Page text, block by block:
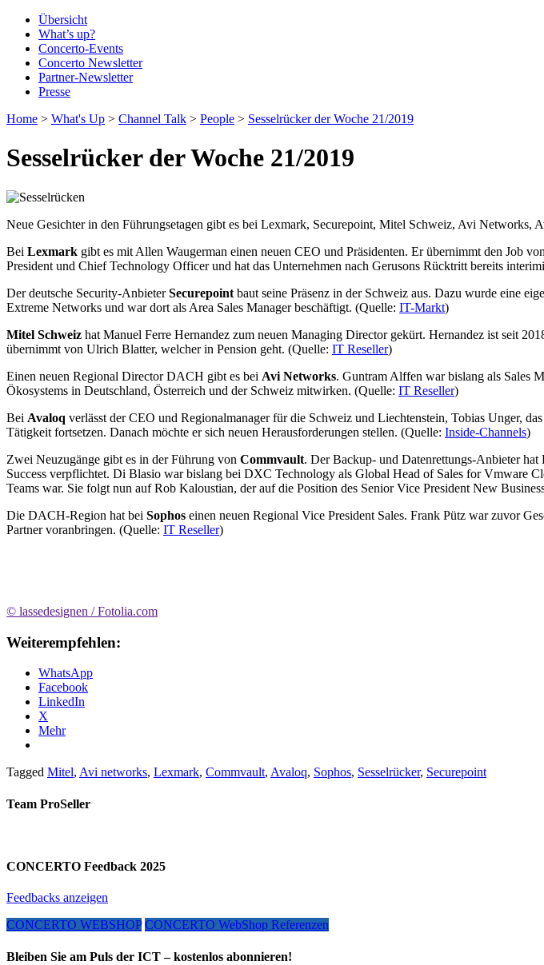
Übersicht
What’s up?
Concerto-Events
Concerto Newsletter
Partner-Newsletter
Presse
Home > What's Up > Channel Talk > People > Sesselrücker der Woche 21/2019
Sesselrücker der Woche 21/2019
Neue Gesichter in den Führungsetagen gibt es bei Lexmark, Securepoint, Mitel Schweiz, Avi Networks,
Bei Lexmark gibt es mit Allen Waugerman einen neuen CEO und Präsidenten. Er übernimmt den Job
President und Chief Technology Officer und hat das Unternehmen nach Gerusons Rücktritt bereits
Der deutsche Security-AnbieterSecurepoint baut seine Präsenz in der Schweiz aus. Dazu wurde eine
Extreme Networks und war dort als Area Sales Manager beschäftigt. (Quelle: IT-Markt)
Mitel Schweiz hat Manuel Ferre Hernandez zum neuen Managing Director gekürt. Hernandez ist seit
übernimmt von Ulrich Blatter, welcher in Pension geht. (Quelle: IT Reseller)
Einen neuen Regional Director DACH gibt es bei Avi Networks. Guntram Alffen war bislang als Sales
Ökosystems in Deutschland, Österreich und der Schweiz mitwirken. (Quelle: IT Reseller)
Bei Avaloq verlässt der CEO und Regionalmanager für die Schweiz und Liechtenstein, Tobias Unger,
Tätigkeit fortsetzen. Danach möchte er sich neuen Herausforderungen stellen. (Quelle: Inside-Channels)
Zwei Neuzugänge gibt es in der Führung von Commvault. Der Backup- und Datenrettungs-Anbieter
Success verpflichtet. Di Blasio war bislang bei DXC Technology als Global Head of Sales for Vmware
Teams war. Sie folgt nun auf Rob Kaloustian, der auf die Position des Senior Vice President New
Die DACH-Region hat bei Sophos einen neuen Regional Vice President Sales. Frank Pütz war zuvor
Partner voranbringen. (Quelle: IT Reseller)
© lassedesignen / Fotolia.com
Weiterempfehlen:
WhatsApp
Facebook
LinkedIn
X
Mehr
Tagged Mitel, Avi networks, Lexmark, Commvault, Avaloq, Sophos, Sesselrücker, Securepoint
Team ProSeller
CONCERTO Feedback 2025
Feedbacks anzeigen
CONCERTO WEBSHOP CONCERTO WebShop Referenzen
Bleiben Sie am Puls der ICT – kostenlos abonnieren!